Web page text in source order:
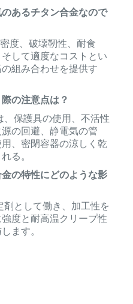
あるチタン合金なので
度、破壊靭性、耐食
して適度なコストとい
組み合わせを提供す
の注意点は？
保護具の使用、不活性
の回避、静電気の管
、密閉容器の涼しく乾
る。
の特性にどのような影
として働き、加工性を
度と耐高温クリープ性
ます。